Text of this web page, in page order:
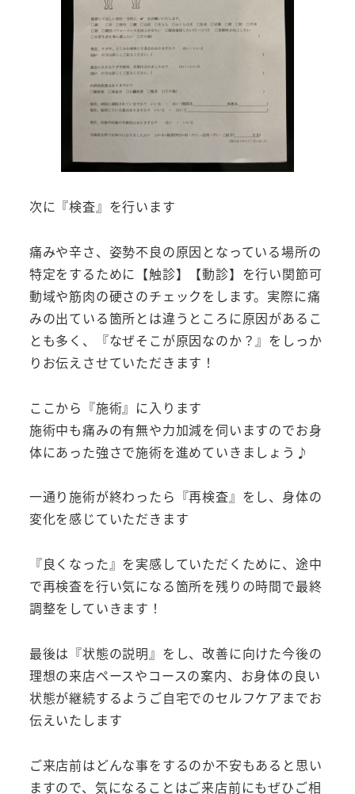
次に『検査』を行います
痛みや辛さ、姿勢不良の原因となっている場所の
特定をするために【触診】【動診】を行い関節可
動域や筋肉の硬さのチェックをします。実際に痛
みの出ている箇所とは違うところに原因があるこ
とも多く、『なぜそこが原因なのか？』をしっか
りお伝えさせていただきます！
ここから『施術』に入ります
施術中も痛みの有無や力加減を伺いますのでお身
体にあった強さで施術を進めていきましょう♪
一通り施術が終わったら『再検査』をし、身体の
変化を感じていただきます
『良くなった』を実感していただくために、途中
で再検査を行い気になる箇所を残りの時間で最終
調整をしていきます！
最後は『状態の説明』をし、改善に向けた今後の
理想の来店ペースやコースの案内、お身体の良い
状態が継続するようご自宅でのセルフケアまでお
伝えいたします
ご来店前はどんな事をするのか不安もあると思い
ますので、気になることはご来店前にもぜひご相